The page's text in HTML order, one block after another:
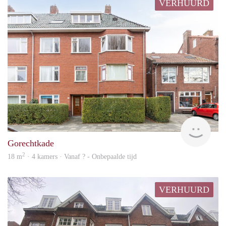
VERHUURD
Vast
Gorechtkade
18 m2 · 4 kamers · Vanaf ? - Onbepaalde tijd
VERHUURD